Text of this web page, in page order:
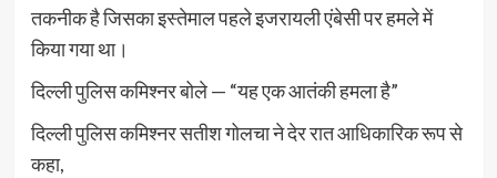
तकनीक है जिसका इस्तेमाल पहले इजरायली एंबेसी पर हमले में
किया गया था।
दिल्ली पुलिस कमिश्नर बोले — “यह एक आतंकी हमला है”
दिल्ली पुलिस कमिश्नर सतीश गोलचा ने देर रात आधिकारिक रूप से
कहा,